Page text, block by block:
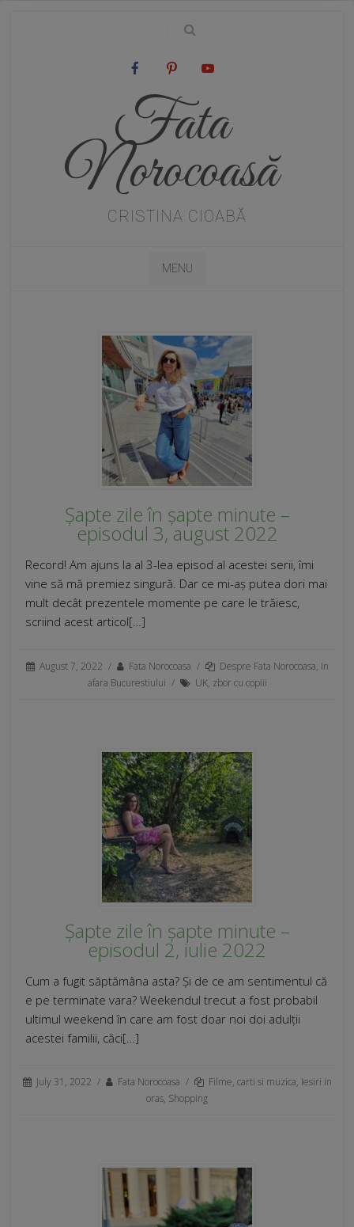
Fata
Norocoasă
CRISTINA CIOABĂ
MENU
Șapte zile în șapte minute –
episodul 3, august 2022
Record! Am ajuns la al 3-lea episod al acestei serii, îmi
vine să mă premiez singură. Dar ce mi-aș putea dori mai
mult decât prezentele momente pe care le trăiesc,
scriind acest articol[…]
August 7, 2022 / Fata Norocoasa / Despre Fata Norocoasa, In
afara Bucurestiului / UK, zbor cu copiii
Șapte zile în șapte minute –
episodul 2, iulie 2022
Cum a fugit săptămâna asta? Și de ce am sentimentul că
e pe terminate vara? Weekendul trecut a fost probabil
ultimul weekend în care am fost doar noi doi adulții
acestei familii, căci[…]
July 31, 2022 / Fata Norocoasa / Filme, carti si muzica, Iesiri in
oras, Shopping